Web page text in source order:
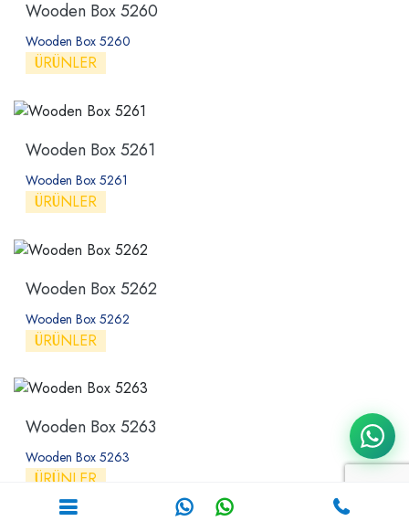
Wooden Box 5260
Wooden Box 5260
ÜRÜNLER
Wooden Box 5261
Wooden Box 5261
ÜRÜNLER
Wooden Box 5262
Wooden Box 5262
ÜRÜNLER
Wooden Box 5263
Wooden Box 5263
ÜRÜNLER